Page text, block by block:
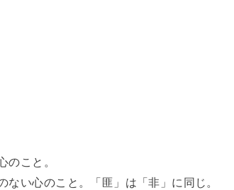
のこと。
い心のこと。「匪」は「非」に同じ。